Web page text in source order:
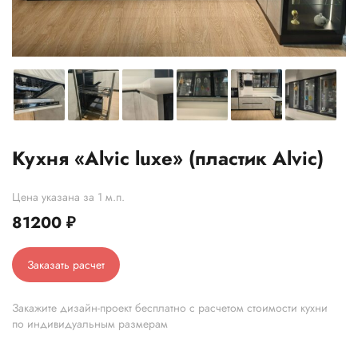
Кухня «Alvic luxe» (пластик Alvic)
Цена указана за 1 м.п.
81200 ₽
Заказать расчет
Закажите дизайн-проект бесплатно с расчетом стоимости кухни
по индивидуальным размерам